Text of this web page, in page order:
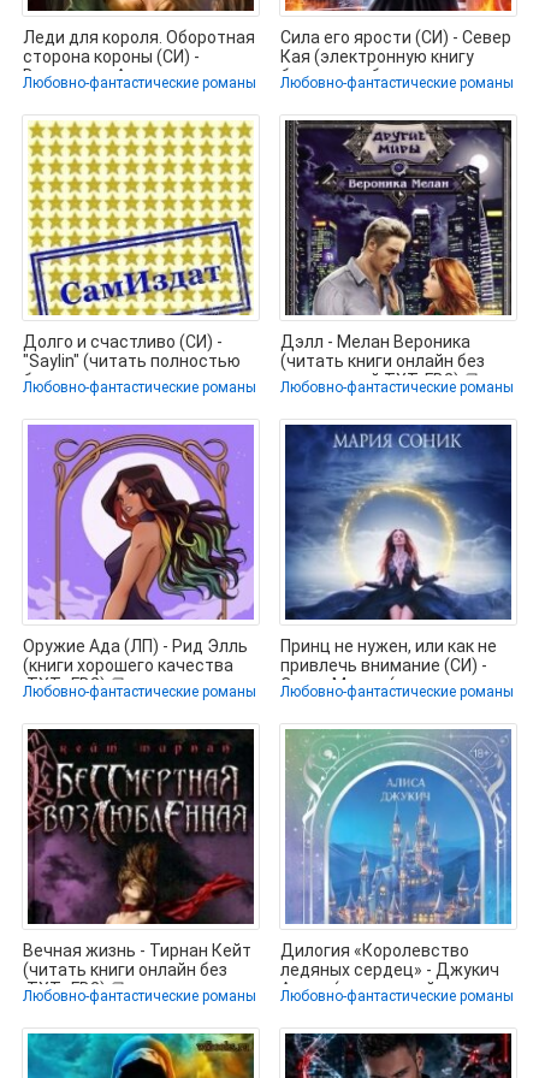
Леди для короля. Оборотная
сторона короны (СИ) -
Воронцова Александра
Любовно-фантастические романы
Сила его ярости (СИ) - Север
Кая (электронную книгу
бесплатно без регистрации
Любовно-фантастические романы
Долго и счастливо (СИ) -
"Saylin" (читать полностью
бесплатно хорошие книги
Любовно-фантастические романы
Дэлл - Мелан Вероника
(читать книги онлайн без
сокращений TXT, FB2) 📗
Любовно-фантастические романы
Оружие Ада (ЛП) - Рид Элль
(книги хорошего качества
.TXT, .FB2) 📗
Любовно-фантастические романы
Принц не нужен, или как не
привлечь внимание (СИ) -
Соник Мария (читать книги
Любовно-фантастические романы
Вечная жизнь - Тирнан Кейт
(читать книги онлайн без
.TXT, .FB2) 📗
Любовно-фантастические романы
Дилогия «Королевство
ледяных сердец» - Джукич
Алиса (книги онлайн
бесплатно
Любовно-фантастические романы